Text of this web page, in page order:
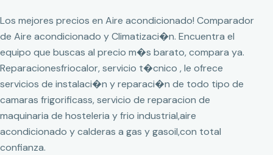
Los mejores precios en Aire acondicionado! Comparador
de Aire acondicionado y Climatizaci�n. Encuentra el
equipo que buscas al precio m�s barato, compara ya.
Reparacionesfriocalor, servicio t�cnico , le ofrece
servicios de instalaci�n y reparaci�n de todo tipo de
camaras frigorificass, servicio de reparacion de
maquinaria de hosteleria y frio industrial,aire
acondicionado y calderas a gas y gasoil,con total
confianza.